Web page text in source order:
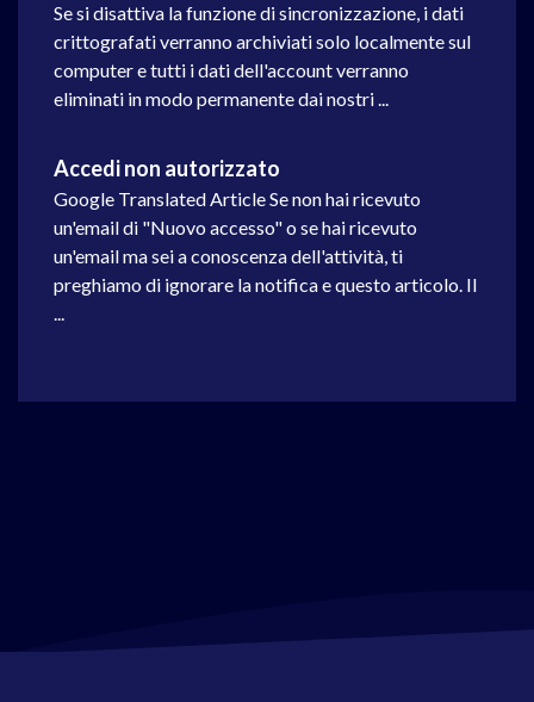
Se si disattiva la funzione di sincronizzazione, i dati
crittografati verranno archiviati solo localmente sul
computer e tutti i dati dell'account verranno
eliminati in modo permanente dai nostri ...
Accedi non autorizzato
Google Translated Article Se non hai ricevuto
un'email di "Nuovo accesso" o se hai ricevuto
un'email ma sei a conoscenza dell'attività, ti
preghiamo di ignorare la notifica e questo articolo. Il
...